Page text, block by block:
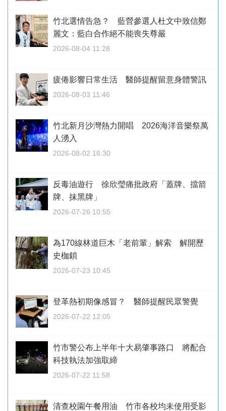
竹北選情告急？ 藍營參選人杜文中致信鄭
麗文：藍白合作絕不能喪失尊嚴
2026-08-04 11:28
疲倦影響日常生活 醫師提醒留意身體警訊
2026-08-03 11:46
竹北新月沙灣熱力開唱 2026海洋音樂祭萬
人湧入
2026-08-02 16:30
反毒油遊行 徐欣瑩痛批政府「蓋牌、擋箭
牌、抹黑牌」
2026-07-26 10:55
為170線林道巨木「老前輩」解索 解開歷
史枷鎖
2026-07-23 10:45
登革熱初期像感冒？ 醫師提醒民眾警覺
2026-07-22 12:05
竹市警公布上半年十大易肇事路口 將配合
科技執法加強取締
2026-07-22 11:58
清查校園午餐用油 竹市各校均未使用受影